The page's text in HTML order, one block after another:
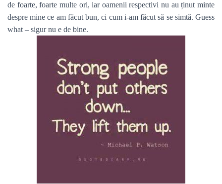
de foarte, foarte multe ori, iar oamenii respectivi nu au ținut minte
despre mine ce am făcut bun, ci cum i-am făcut să se simtă. Guess
what – sigur nu e de bine.